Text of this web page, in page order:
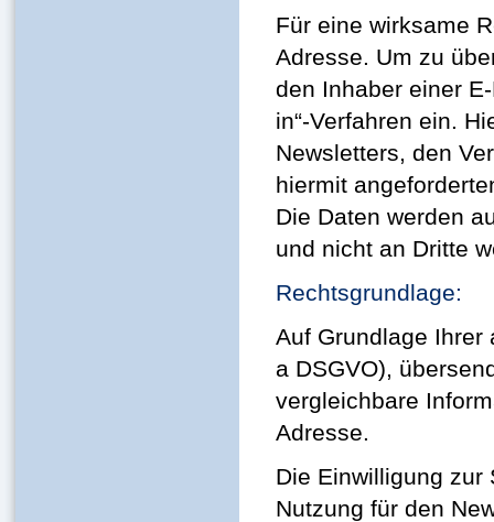
Für eine wirksame
Adresse. Um zu
den Inhaber einer
in“-Verfahren ein.
Newsletters, den
hiermit
Die Daten werden
und nicht an Dritte
Rechtsgrundlage:
Auf Grundlage Ihrer
a DSGVO),
vergleichbare
Adresse.
Die Einwilligung zur
Nutzung für den